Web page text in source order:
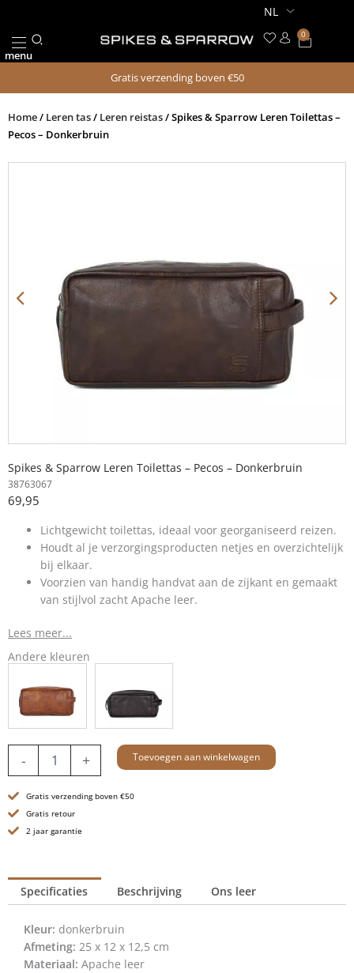
de
inhoud
menu
0
Gratis verzending boven €50
Home/ Leren tas/ Leren reistas/ Spikes & Sparrow Leren Toilettas –
Pecos – Donkerbruin
Spikes & Sparrow Leren Toilettas – Pecos – Donkerbruin
38763067
69,95
Lichtgewicht toilettas, ideaal voor georganiseerd reizen.
Houdt al je verzorgingsproducten netjes en overzichtelijk
bij elkaar.
Voorzien van handig handvat aan de zijkant en gemaakt
van stijlvol zacht Apache leer.
Lees meer...
Andere kleuren
-
Toilettas
Pecos
-
Donkerbruin
+ Toevoegen aan winkelwagen
Gratis verzending boven €50
Gratis retour
2 jaar garantie
Specificaties Beschrijving Ons leer
Kleur: donkerbruin
Afmeting: 25 x 12 x 12,5 cm
Materiaal: Apache leer